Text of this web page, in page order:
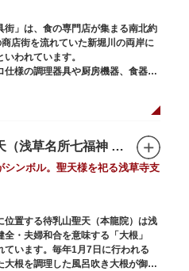
お楽しみください。
がより一層鮮やかに浮かび上がり
のお店も閉まり、シャッターに描
醐味。撮影スポットやデートスポ
少なくゆっくり巡れるので、足を
」は、食の専門店が集まる南北約
店街を流れていた新堀川の両岸に
われています。
様の調理器具や厨房機器、食器、
軒の専門店が集まる個性的な専
ちろん、ほとんどのお店が小売に
や観光客にもおすすめです。食品サ
される「かっぱ橋道具まつり」で
を販売。また、年ごとに異なる
待乳山聖天（浅草名所七福神 毘沙門天）
シンボル。聖天様を祀る浅草寺支
置する待乳山聖天（本龍院）は浅
・夫婦和合を意味する「大根」
ています。毎年1月7日に行われる
大根を調理した風呂吹き大根が御神